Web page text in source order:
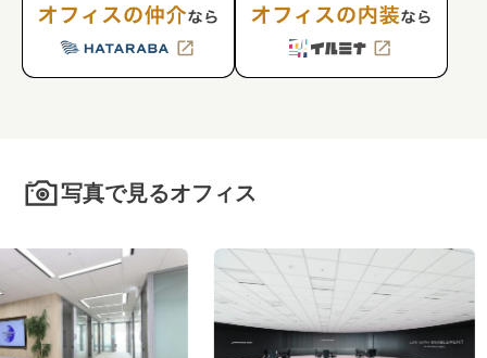
写真で見るオフィス